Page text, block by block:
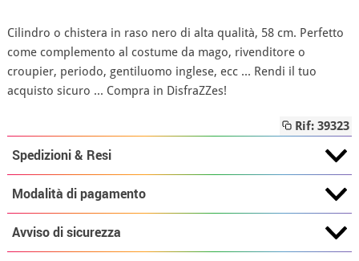
Cilindro o chistera in raso nero di alta qualità, 58 cm. Perfetto
come complemento al costume da mago, rivenditore o
croupier, periodo, gentiluomo inglese, ecc ... Rendi il tuo
acquisto sicuro ... Compra in DisfraZZes!
Rif: 39323
Spedizioni & Resi
Modalità di pagamento
Avviso di sicurezza